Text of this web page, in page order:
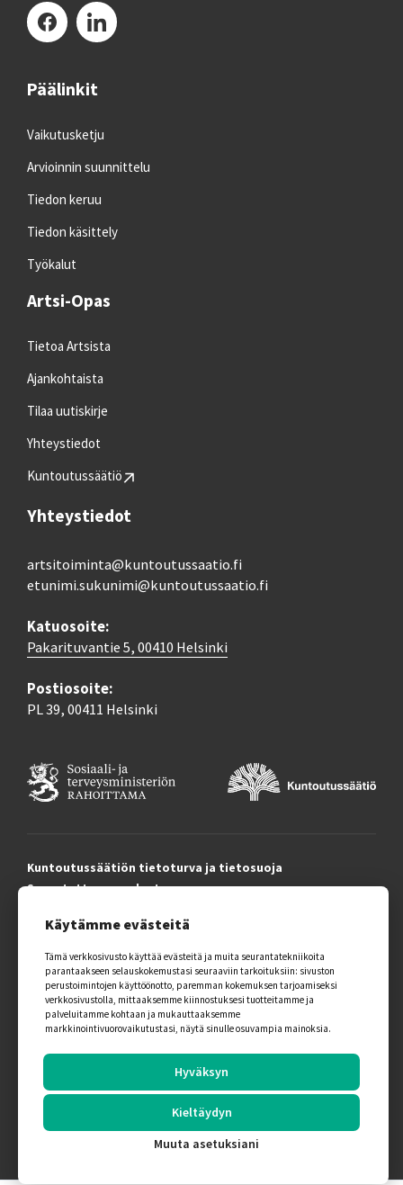
Käytämme evästeitä
Tämä verkkosivusto käyttää evästeitä ja muita seurantatekniikoita
parantaakseen selauskokemustasi seuraaviin tarkoituksiin: sivuston
perustoimintojen käyttöönotto, paremman kokemuksen tarjoamiseksi
verkkosivustolla, mittaaksemme kiinnostuksesi tuotteitamme ja
palveluitamme kohtaan ja mukauttaaksemme
markkinointivuorovaikutustasi, näytä sinulle osuvampia mainoksia.
Hyväksyn
Kieltäydyn
Muuta asetuksiani
Päälinkit
Vaikutusketju
Arvioinnin suunnittelu
Tiedon keruu
Tiedon käsittely
Työkalut
Artsi-Opas
Tietoa Artsista
Ajankohtaista
Tilaa uutiskirje
Yhteystiedot
Kuntoutussäätiö
Yhteystiedot
artsitoiminta@kuntoutussaatio.fi
etunimi.sukunimi@kuntoutussaatio.fi
Katuosoite:
Pakarituvantie 5, 00410 Helsinki
Postiosoite:
PL 39, 00411 Helsinki
© 2026 Artsi-Opas.
Kaikki oikeudet pidätetään.
Kuntoutussäätiön tietoturva ja tietosuoja
Saavutettavuusseloste
Tämän sivuston on suunnitellut ja toteuttanut
markkinointitoimistoCreative Code Oy